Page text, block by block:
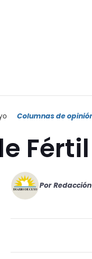
Columnas de
Por